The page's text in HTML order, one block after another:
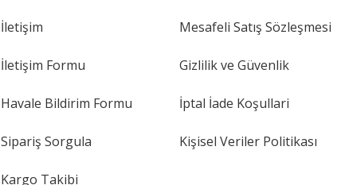
İletişim
İletişim Formu
Havale Bildirim Formu
Sipariş Sorgula
Kargo Takibi
Mesafeli Satış Sözleşmesi
Gizlilik ve Güvenlik
İptal İade Koşullari
Kişisel Veriler Politikası